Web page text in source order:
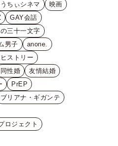
ちぃシネマ
映画
GAY会話
三十一文字
男子
anone.
ストリー
同性婚
友情結婚
PrEP
ブリアナ・ギガンテ
ロジェクト